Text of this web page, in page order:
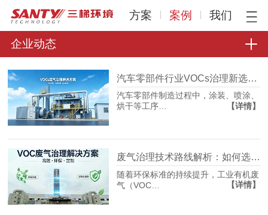
方案 案例 我们
企业动态
汽车零部件行业VOCs治理新选择：沸石转轮+RTO组合工艺的工程实践
汽车零部件制造过程中，涂装、喷涂、
烘干等工序…
【详情】
废气治理技术路线解析：如何选择适合工况的VOCs净化方案
随着环保标准的持续提升，工业有机废
气（VOC…
【详情】